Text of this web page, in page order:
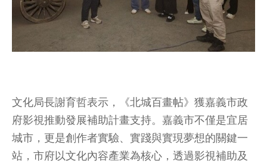
文化局長謝育哲表示，《北城百畫帖》獲嘉義市政
府影視推動發展補助計畫支持。嘉義市不僅是宜居
城市，更是創作者實驗、實踐與實現夢想的關鍵一
站，市府以文化內容產業為核心，透過影視補助及